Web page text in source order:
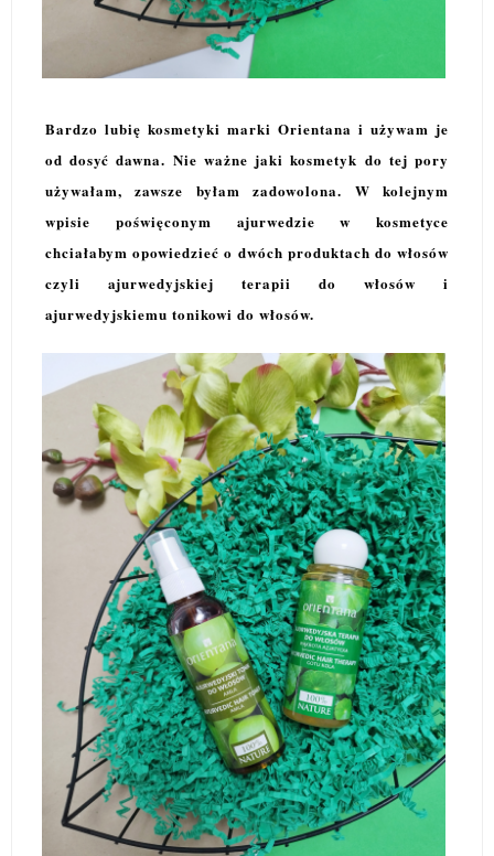
Bardzo lubię kosmetyki marki Orientana i używam je
od dosyć dawna. Nie ważne jaki kosmetyk do tej pory
używałam, zawsze byłam zadowolona. W kolejnym
wpisie poświęconym ajurwedzie w kosmetyce
chciałabym opowiedzieć o dwóch produktach do włosów
czyli ajurwedyjskiej terapii do włosów i
ajurwedyjskiemu tonikowi do włosów.